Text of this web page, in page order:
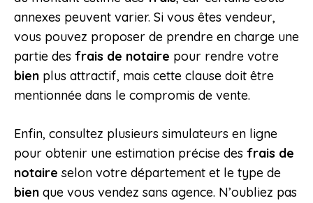
annexes peuvent varier. Si vous êtes vendeur,
vous pouvez proposer de prendre en charge une
partie des frais de notaire pour rendre votre
bien plus attractif, mais cette clause doit être
mentionnée dans le compromis de vente.
Enfin, consultez plusieurs simulateurs en ligne
pour obtenir une estimation précise des frais de
notaire selon votre département et le type de
bien que vous vendez sans agence. N’oubliez pas